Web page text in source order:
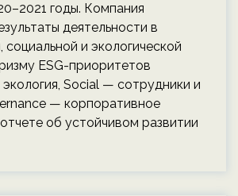
годы. Компания
деятельности в
социальной и экологической
ESG-приоритетов
Social — сотрудники и
— корпоративное
об устойчивом развитии